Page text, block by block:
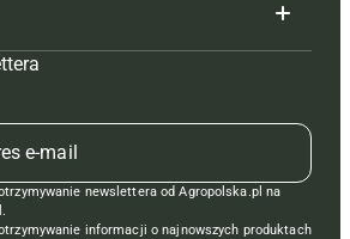
newslettera od Agropolska.pl na
informacji o najnowszych produktach